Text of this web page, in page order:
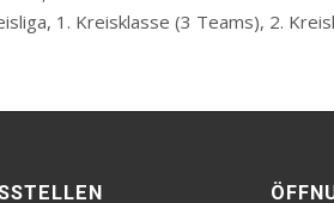
1. Kreisklasse (3 Teams), 2.